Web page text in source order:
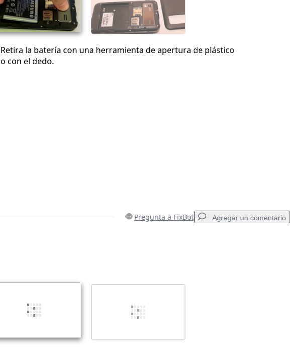
Retira la batería con una herramienta de apertura de plástico
o con el dedo.
Pregunta a FixBot Agregar un comentario